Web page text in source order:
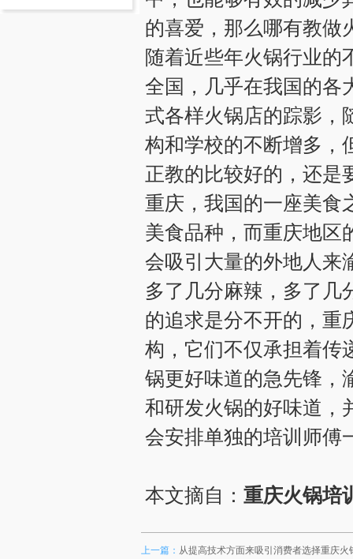
的喜爱，那么哪有教做
随着近些年火锅行业的
全国，几乎在我国的各
式各样火锅店的踪影，
构和学校的不断增多，
正教的比较好的，还是
重庆，我国的一座美食
美食品种，而重庆地区
会吸引大量的外地人来
多了几分麻辣，多了几
的追求是分不开的，重
构，它们不仅承担着传
锅更好味道的急先锋，
和研发火锅的好味道，
会安排单独的培训师傅
本文摘自： 重庆火锅培
上一篇： 从提高技术方面来吸引消费者选择重庆火